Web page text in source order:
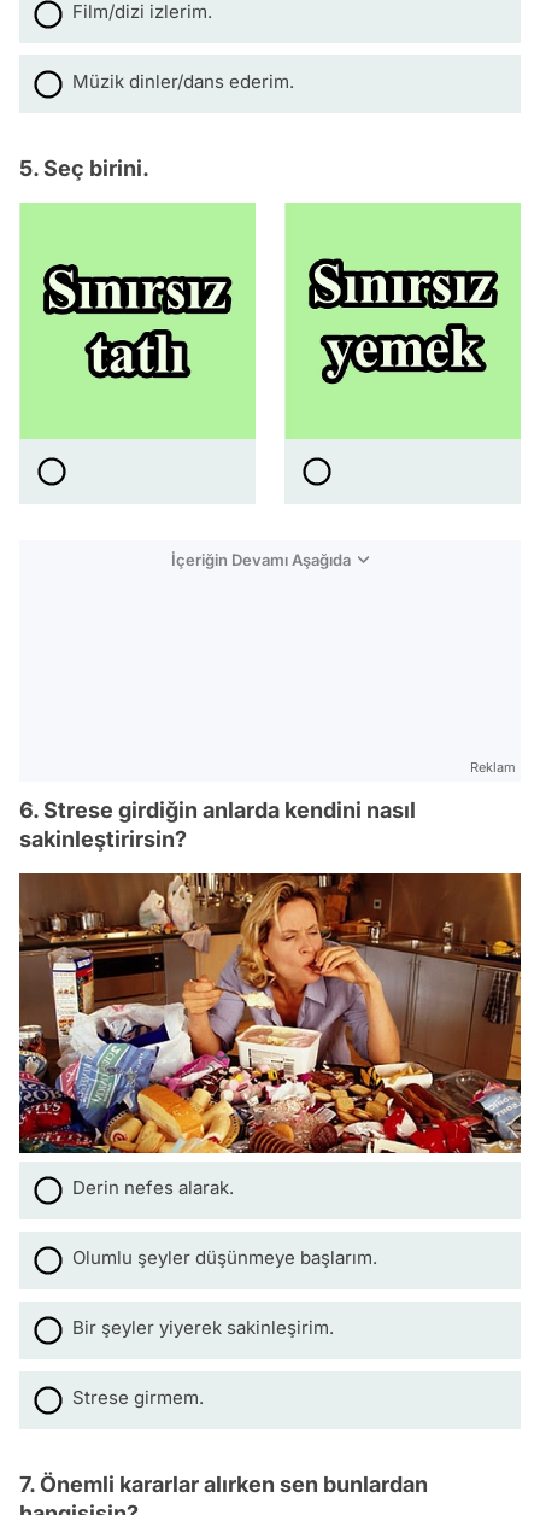
Film/dizi izlerim.
Müzik dinler/dans ederim.
5. Seç birini.
İçeriğin Devamı Aşağıda
Reklam
6. Strese girdiğin anlarda kendini nasıl
sakinleştirirsin?
Derin nefes alarak.
Olumlu şeyler düşünmeye başlarım.
Bir şeyler yiyerek sakinleşirim.
Strese girmem.
7. Önemli kararlar alırken sen bunlardan